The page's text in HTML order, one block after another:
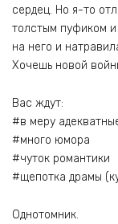
сердец. Но я-то
толстым пуфиком и
на него и
Хочешь новой
Вас ждут:
#в меру
#много юмора
#чуток романтики
#щепотка драмы
Однотомник.